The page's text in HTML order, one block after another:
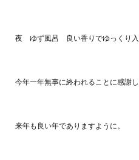
夜 ゆず風呂 良い香りでゆっくり入
今年一年無事に終われることに感謝し
来年も良い年でありますように。